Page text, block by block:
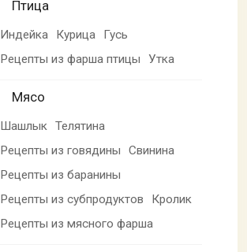
Птица
Индейка Курица
Гусь
Рецепты из фарша птицы
Утка
Мясо
Шашлык Телятина
Рецепты из говядины
Свинина
Рецепты из баранины
Рецепты из субпродуктов
Кролик
Рецепты из мясного фарша